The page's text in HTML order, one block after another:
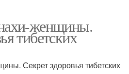
женщины.
тибетских
Секрет здоровья тибетских